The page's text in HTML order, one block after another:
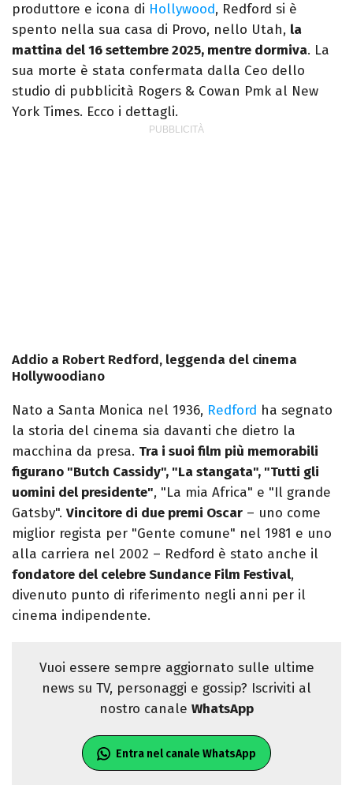
produttore e icona di Hollywood, Redford si è
spento nella sua casa di Provo, nello Utah, la
mattina del 16 settembre 2025, mentre dormiva. La
sua morte è stata confermata dalla Ceo dello
studio di pubblicità Rogers & Cowan Pmk al New
York Times. Ecco i dettagli.
Addio a Robert Redford, leggenda del cinema
Hollywoodiano
Nato a Santa Monica nel 1936, Redford ha segnato
la storia del cinema sia davanti che dietro la
macchina da presa. Tra i suoi film più memorabili
figurano "Butch Cassidy", "La stangata", "Tutti gli
uomini del presidente", "La mia Africa" e "Il grande
Gatsby". Vincitore di due premi Oscar – uno come
miglior regista per "Gente comune" nel 1981 e uno
alla carriera nel 2002 – Redford è stato anche il
fondatore del celebre Sundance Film Festival,
divenuto punto di riferimento negli anni per il
cinema indipendente.
Vuoi essere sempre aggiornato sulle ultime
news su TV, personaggi e gossip? Iscriviti al
nostro canale WhatsApp
Entra nel canale WhatsApp